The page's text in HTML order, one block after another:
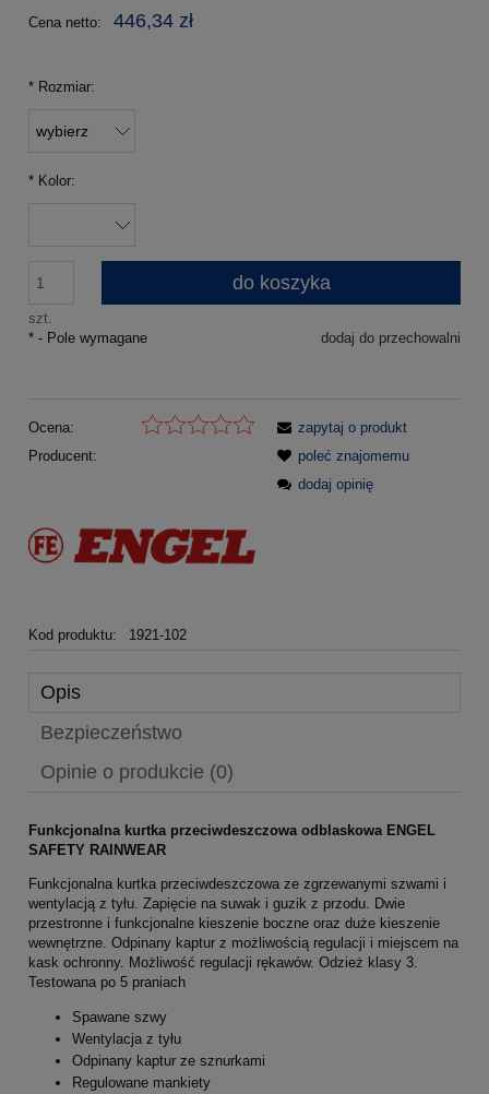
Cena netto: 446,34 zł
* Rozmiar:
* Kolor:
szt.
do koszyka
dodaj do przechowalni
* - Pole wymagane
Ocena:
Producent:
Kod produktu: 1921-102
zapytaj o produkt
poleć znajomemu
dodaj opinię
Opis
Bezpieczeństwo
Opinie o produkcie (0)
Funkcjonalna kurtka przeciwdeszczowa odblaskowa ENGEL
SAFETY RAINWEAR
Funkcjonalna kurtka przeciwdeszczowa ze zgrzewanymi szwami i
wentylacją z tyłu. Zapięcie na suwak i guzik z przodu. Dwie
przestronne i funkcjonalne kieszenie boczne oraz duże kieszenie
wewnętrzne. Odpinany kaptur z możliwością regulacji i miejscem na
kask ochronny. Możliwość regulacji rękawów. Odzież klasy 3.
Testowana po 5 praniach
Spawane szwy
Wentylacja z tyłu
Odpinany kaptur ze sznurkami
Regulowane mankiety